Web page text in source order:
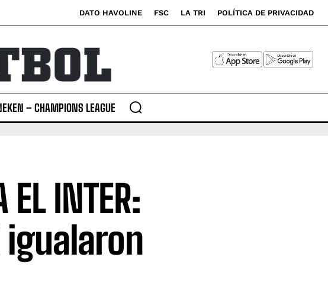
DATO HAVOLINE FSC LA TRI POLÍTICA DE PRIVACIDAD
– CHAMPIONS LEAGUE
EL INTER: